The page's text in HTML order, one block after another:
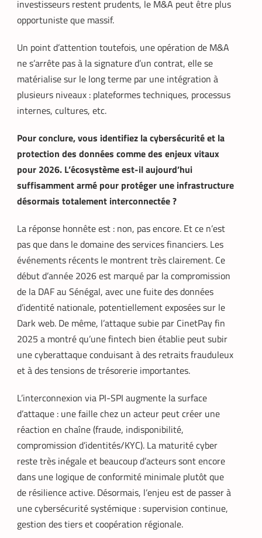
investisseurs restent prudents, le M&A peut être plus
opportuniste que massif.
Un point d’attention toutefois, une opération de M&A
ne s’arrête pas à la signature d’un contrat, elle se
matérialise sur le long terme par une intégration à
plusieurs niveaux : plateformes techniques, processus
internes, cultures, etc.
Pour conclure, vous identifiez la cybersécurité et la
protection des données comme des enjeux vitaux
pour 2026. L’écosystème est-il aujourd’hui
suffisamment armé pour protéger une infrastructure
désormais totalement interconnectée ?
La réponse honnête est : non, pas encore. Et ce n’est
pas que dans le domaine des services financiers. Les
événements récents le montrent très clairement. Ce
début d’année 2026 est marqué par la compromission
de la DAF au Sénégal, avec une fuite des données
d’identité nationale, potentiellement exposées sur le
Dark web. De même, l’attaque subie par CinetPay fin
2025 a montré qu’une fintech bien établie peut subir
une cyberattaque conduisant à des retraits frauduleux
et à des tensions de trésorerie importantes.
L’interconnexion via PI-SPI augmente la surface
d’attaque : une faille chez un acteur peut créer une
réaction en chaîne (fraude, indisponibilité,
compromission d’identités/KYC). La maturité cyber
reste très inégale et beaucoup d’acteurs sont encore
dans une logique de conformité minimale plutôt que
de résilience active. Désormais, l’enjeu est de passer à
une cybersécurité systémique : supervision continue,
gestion des tiers et coopération régionale.